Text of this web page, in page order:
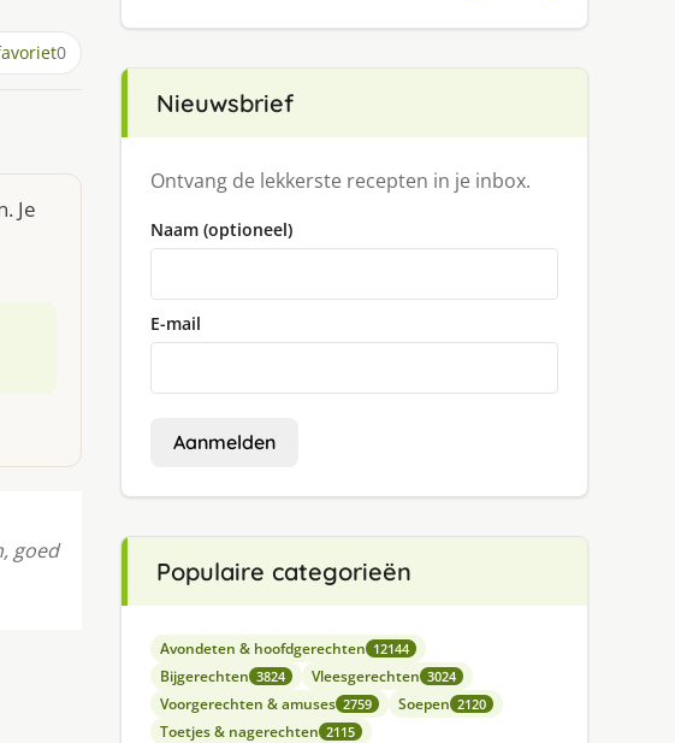
0
Je
goed
Nieuwsbrief
Ontvang de lekkerste recepten in je inbox.
Naam (optioneel)
E-mail
Aanmelden
Populaire categorieën
Avondeten & hoofdgerechten 12144
Bijgerechten 3824 Vleesgerechten 3024
Voorgerechten & amuses 2759 Soepen 2120
Toetjes & nagerechten 2115